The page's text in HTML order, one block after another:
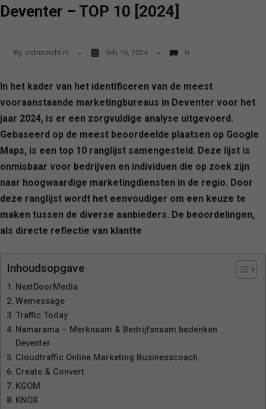
Deventer – TOP 10 [2024]
By osbinzicht.nl feb 16, 2024 0
In het kader van het identificeren van de meest
vooraanstaande marketingbureaus in Deventer voor het
jaar 2024, is er een zorgvuldige analyse uitgevoerd.
Gebaseerd op de meest beoordeelde plaatsen op Google
Maps, is een top 10 ranglijst samengesteld. Deze lijst is
onmisbaar voor bedrijven en individuen die op zoek zijn
naar hoogwaardige marketingdiensten in de regio. Door
deze ranglijst wordt het eenvoudiger om een keuze te
maken tussen de diverse aanbieders. De beoordelingen,
als directe reflectie van klantte
Inhoudsopgave
NextDoorMedia
Wemessage
Traffic Today
Namarama – Merknaam & Bedrijfsnaam bedenken
Deventer
Cloudtraffic Online Marketing Businesscoach
Create & Convert
KGOM
KNOX